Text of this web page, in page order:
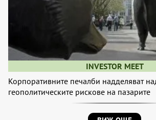
INVESTOR MEET
Корпоративните печалби надделяват
геополитическите рискове на пазарите